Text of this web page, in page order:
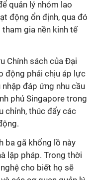
quản lý nhóm lao
động ổn định, qua đó
gia nền kinh tế
Chính sách của Đại
động phải chịu áp lực
đáp ứng nhu cầu
phủ Singapore trong
chỉnh, thúc đẩy các
ba gã khổng lồ này
lập pháp. Trong thời
cho biết họ sẽ